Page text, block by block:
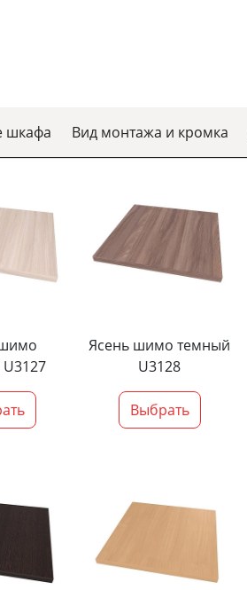
шкафа Вид монтажа и кромка
Ясень шимо темный
U3128
Выбрать